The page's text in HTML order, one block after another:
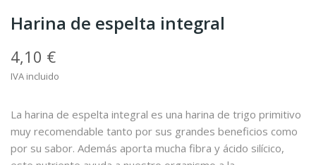
Harina de espelta integral
4,10 €
IVA incluido
La harina de espelta integral es una harina de trigo primitivo
muy recomendable tanto por sus grandes beneficios como
por su sabor. Además aporta mucha fibra y ácido silícico,